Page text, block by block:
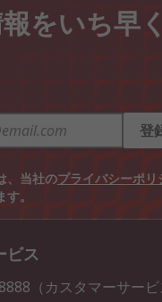
をいち早
登
、当社のプライバシーポリ
。
ビス
（カスタマーサービ